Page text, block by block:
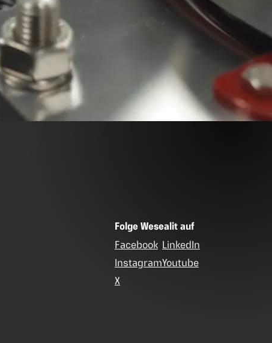
Folge Wesealit auf
Facebook
Instagram
X
LinkedIn
Youtube